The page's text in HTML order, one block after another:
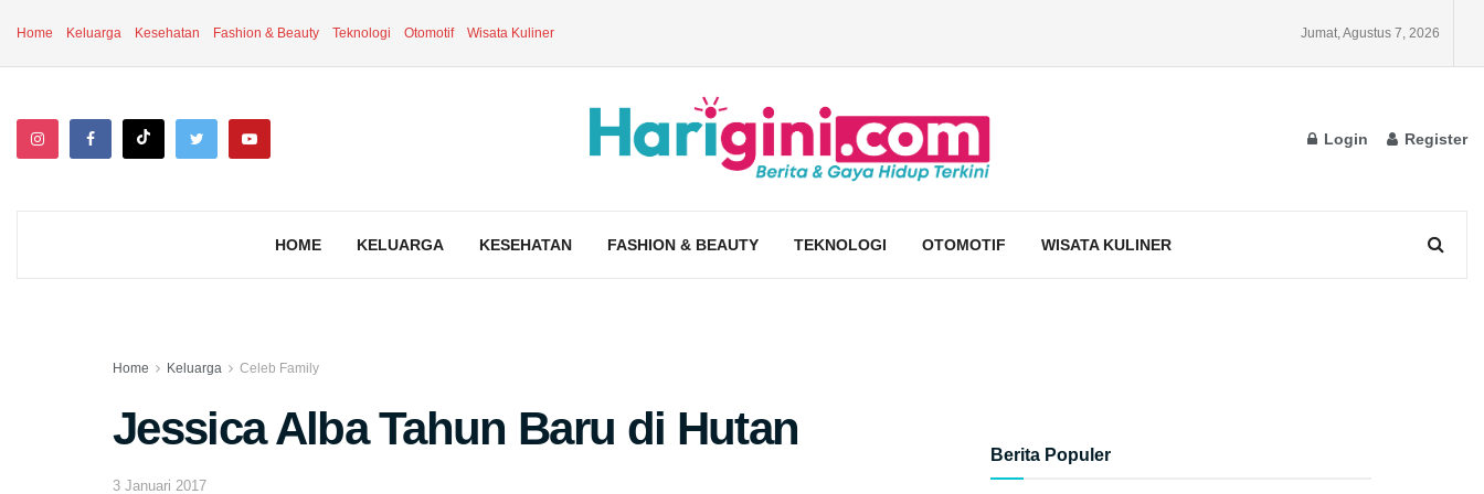
Home Keluarga Kesehatan Fashion & Beauty Teknologi Otomotif Wisata Kuliner Jumat, Agustus 7, 2026
Login Register
HOME KELUARGA KESEHATAN FASHION & BEAUTY TEKNOLOGI OTOMOTIF WISATA KULINER
Home Keluarga Celeb Family
Jessica Alba Tahun Baru di Hutan
3 Januari 2017
Berita Populer